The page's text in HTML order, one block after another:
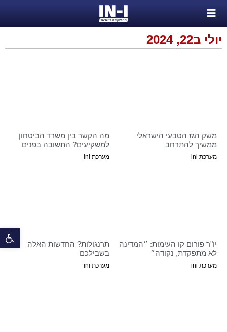
יולי ב22, 2024
משק הגז הטבעי הישראלי
ממשיך להתרחב
מערכת ini
מה הקשר בין משרד הביטחון
למשקיעים? התשובה בפנים
מערכת ini
יו"ר פורום קו העימות: ״המדינה
לא מתפקדת, נקודה״
מערכת ini
תרנגולות? החדשות האלה
בשבילכם
מערכת ini